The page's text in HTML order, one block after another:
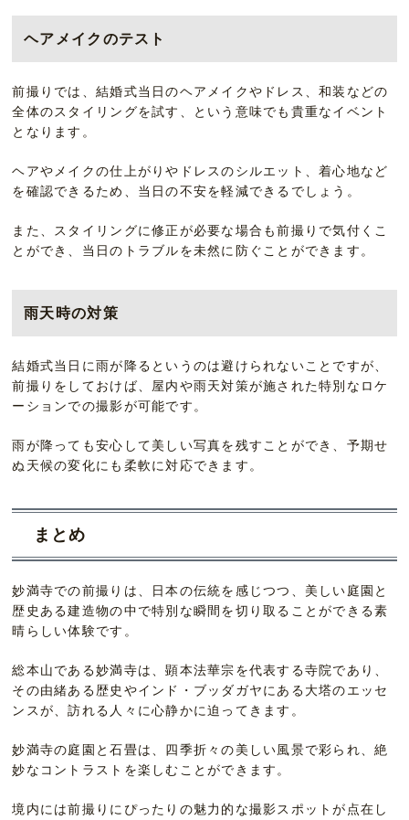
ヘアメイクのテスト
前撮りでは、結婚式当日のヘアメイクやドレス、和装などの
全体のスタイリングを試す、という意味でも貴重なイベント
となります。
ヘアやメイクの仕上がりやドレスのシルエット、着心地など
を確認できるため、当日の不安を軽減できるでしょう。
また、スタイリングに修正が必要な場合も前撮りで気付くこ
とができ、当日のトラブルを未然に防ぐことができます。
雨天時の対策
結婚式当日に雨が降るというのは避けられないことですが、
前撮りをしておけば、屋内や雨天対策が施された特別なロケ
ーションでの撮影が可能です。
雨が降っても安心して美しい写真を残すことができ、予期せ
ぬ天候の変化にも柔軟に対応できます。
まとめ
妙満寺での前撮りは、日本の伝統を感じつつ、美しい庭園と
歴史ある建造物の中で特別な瞬間を切り取ることができる素
晴らしい体験です。
総本山である妙満寺は、顕本法華宗を代表する寺院であり、
その由緒ある歴史やインド・ブッダガヤにある大塔のエッセ
ンスが、訪れる人々に心静かに迫ってきます。
妙満寺の庭園と石畳は、四季折々の美しい風景で彩られ、絶
妙なコントラストを楽しむことができます。
境内には前撮りにぴったりの魅力的な撮影スポットが点在し